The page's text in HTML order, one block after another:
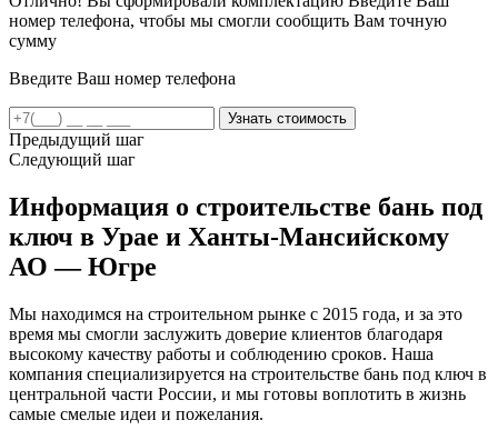
номер телефона, чтобы мы смогли сообщить Вам точную
сумму
Введите Ваш номер телефона
Предыдущий шаг
Следующий шаг
Информация о строительстве бань под
ключ в Урае и Ханты-Мансийскому
АО — Югре
Мы находимся на строительном рынке с 2015 года, и за это
время мы смогли заслужить доверие клиентов благодаря
высокому качеству работы и соблюдению сроков. Наша
компания специализируется на строительстве бань под ключ в
центральной части России, и мы готовы воплотить в жизнь
самые смелые идеи и пожелания.